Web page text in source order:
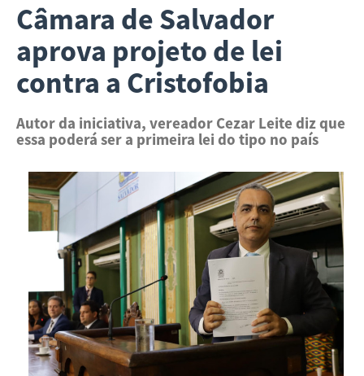
Câmara de Salvador
aprova projeto de lei
contra a Cristofobia
Autor da iniciativa, vereador Cezar Leite diz que
essa poderá ser a primeira lei do tipo no país